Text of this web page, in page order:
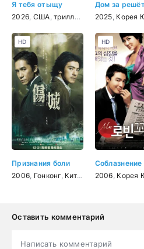
Я тебя отыщу
2026 США ,триллер драма,
Дом за
2025 Корея
Признания боли
2006 Гонконг Китай Япония ,
HD
2006 Корея
HD
Оставить комментарий
Написать комментарий